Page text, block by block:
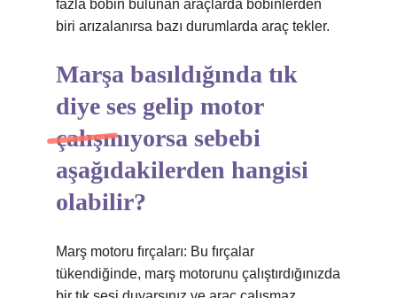
fazla bobin bulunan araçlarda bobinlerden
biri arızalanırsa bazı durumlarda araç tekler.
Marşa basıldığında tık
diye ses gelip motor
çalışmıyorsa sebebi
aşağıdakilerden hangisi
olabilir?
Marş motoru fırçaları: Bu fırçalar
tükendiğinde, marş motorunu çalıştırdığınızda